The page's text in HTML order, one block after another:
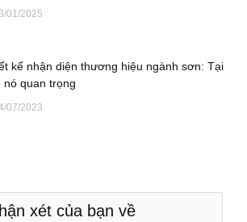
01/2025
kế nhận diện thương hiệu ngành sơn: Tại
nó quan trọng
07/2023
xét của bạn về